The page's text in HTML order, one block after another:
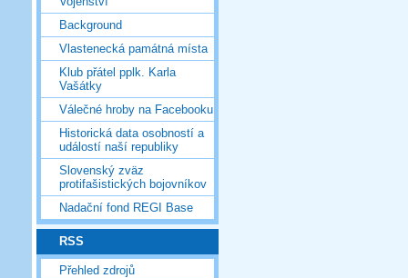
Background
Vlastenecká památná místa
Klub přátel pplk. Karla
Vašátky
Válečné hroby na Facebooku
Historická data osobností a
událostí naší republiky
Slovenský zväz
protifašistických bojovníkov
Nadační fond REGI Base
RSS
Přehled zdrojů